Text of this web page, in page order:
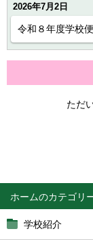
ホーム
学校紹介
2026年7月2日
令和８年度学校
ただ